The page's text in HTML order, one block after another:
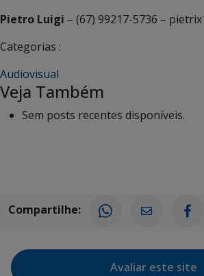
Pietro Luigi – (67) 99217-5736 –
Categorias :
Audiovisual
Veja Também
Sem posts recentes disponíveis.
Compartilhe:
Avaliar este site